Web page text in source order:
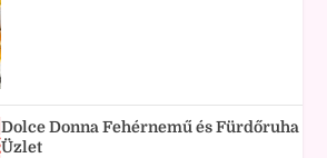
Dolce Donna Fehérnemű és Fürdőruha
Üzlet